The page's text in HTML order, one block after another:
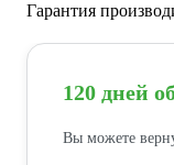
Гарантия
120 дней
Вы можете